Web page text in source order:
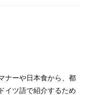
ナーや日本食から、都
イツ語で紹介するため